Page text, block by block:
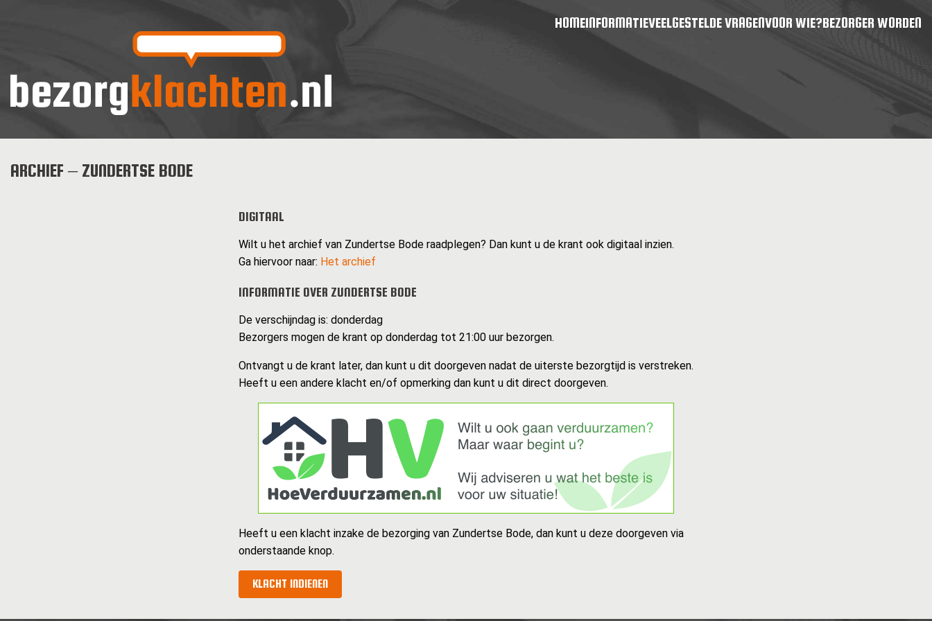
HOMEINFORMATIEVEELGESTELDE VRAGENVOOR WIE?BEZORGER WORDEN
ARCHIEF – ZUNDERTSE BODE
DIGITAAL
Wilt u het archief van Zundertse Bode raadplegen? Dan kunt u de krant ook digitaal inzien.
Ga hiervoor naar: Het archief
INFORMATIE OVER ZUNDERTSE BODE
De verschijndag is: donderdag
Bezorgers mogen de krant op donderdag tot 21:00 uur bezorgen.
Ontvangt u de krant later, dan kunt u dit doorgeven nadat de uiterste bezorgtijd is verstreken.
Heeft u een andere klacht en/of opmerking dan kunt u dit direct doorgeven.
Heeft u een klacht inzake de bezorging van Zundertse Bode, dan kunt u deze doorgeven via
onderstaande knop.
KLACHT INDIENEN